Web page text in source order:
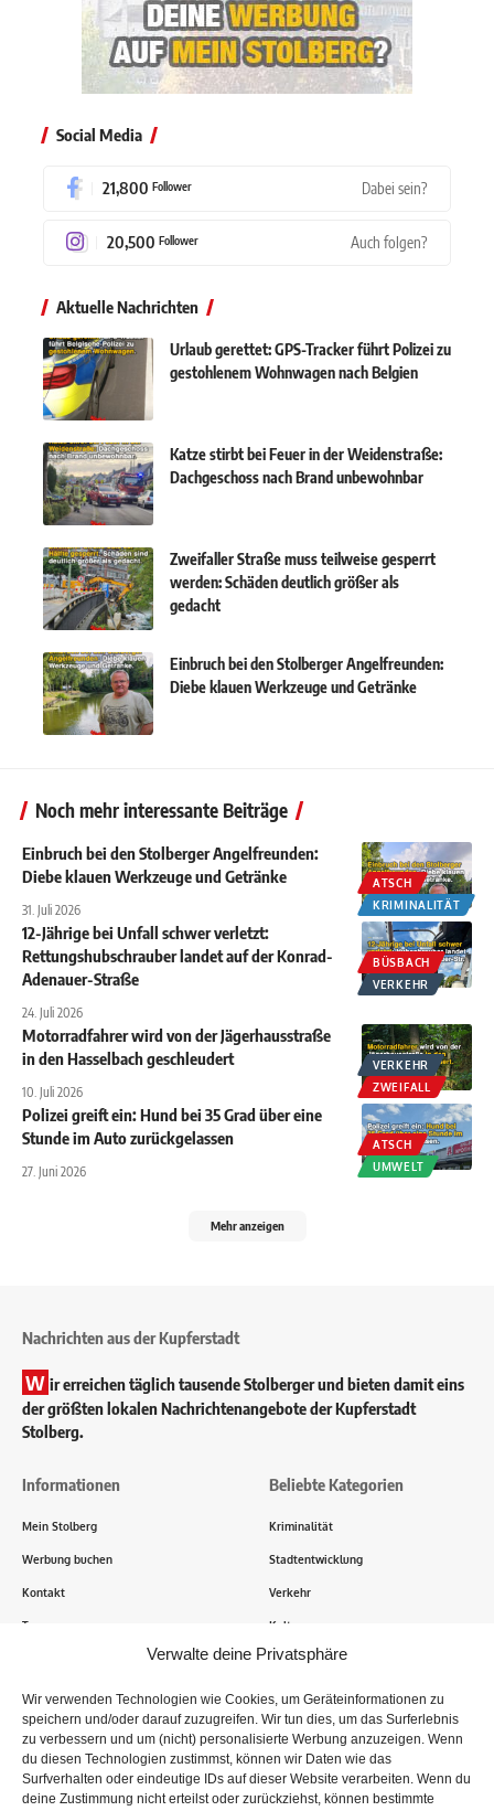
Verwalte deine Privatsphäre
Wir verwenden Technologien wie Cookies, um Geräteinformationen zu
speichern und/oder darauf zuzugreifen. Wir tun dies, um das Surferlebnis
zu verbessern und um (nicht) personalisierte Werbung anzuzeigen. Wenn
du diesen Technologien zustimmst, können wir Daten wie das
Surfverhalten oder eindeutige IDs auf dieser Website verarbeiten. Wenn du
deine Zustimmung nicht erteilst oder zurückziehst, können bestimmte
Social Media
21,800 Follower Dabei sein?
20,500 Follower Auch folgen?
Aktuelle Nachrichten
Urlaub gerettet: GPS-Tracker führt Polizei zu
gestohlenem Wohnwagen nach Belgien
Katze stirbt bei Feuer in der Weidenstraße:
Dachgeschoss nach Brand unbewohnbar
Zweifaller Straße muss teilweise gesperrt
werden: Schäden deutlich größer als
gedacht
Einbruch bei den Stolberger Angelfreunden:
Diebe klauen Werkzeuge und Getränke
Noch mehr interessante Beiträge
ATSCH
KRIMINALITÄT
Einbruch bei den Stolberger Angelfreunden:
Diebe klauen Werkzeuge und Getränke
31. Juli 2026
BÜSBACH
VERKEHR
12-Jährige bei Unfall schwer verletzt:
Rettungshubschrauber landet auf der Konrad-
Adenauer-Straße
24. Juli 2026
VERKEHR
ZWEIFALL
Motorradfahrer wird von der Jägerhausstraße
in den Hasselbach geschleudert
10. Juli 2026
ATSCH
UMWELT
Polizei greift ein: Hund bei 35 Grad über eine
Stunde im Auto zurückgelassen
27. Juni 2026
Mehr anzeigen
Nachrichten aus der Kupferstadt
W ir erreichen täglich tausende Stolberger und bieten damit eins
der größten lokalen Nachrichtenangebote der Kupferstadt
Stolberg.
Informationen
Mein Stolberg
Werbung buchen
Kontakt
Transparenz
Beliebte Kategorien
Kriminalität
Stadtentwicklung
Verkehr
Kultur
Tausende Stolberger sind bereits dabei! Du sendest uns
Informationen, Bilder und Erlebnisse aus der Kupferstadt – Wir
recherchieren, sammeln Informationen und berichten!